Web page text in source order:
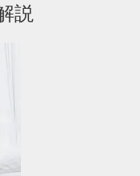
説